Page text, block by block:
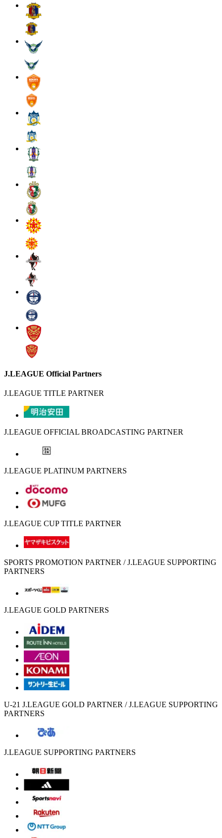
J.LEAGUE Official Partners
J.LEAGUE TITLE PARTNER
J.LEAGUE OFFICIAL BROADCASTING PARTNER
J.LEAGUE PLATINUM PARTNERS
J.LEAGUE CUP TITLE PARTNER
SPORTS PROMOTION PARTNER / J.LEAGUE SUPPORTING
PARTNERS
J.LEAGUE GOLD PARTNERS
U-21 J.LEAGUE GOLD PARTNER / J.LEAGUE SUPPORTING
PARTNERS
J.LEAGUE SUPPORTING PARTNERS